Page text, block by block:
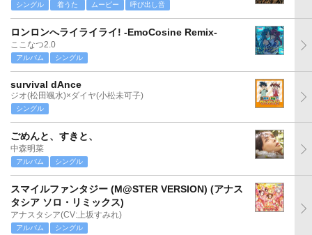
シングル 着うた ムービー 呼び出し音
ロンロンへライライライ! -EmoCosine Remix-
ここなつ2.0
アルバム シングル
survival dAnce
ジオ(松田颯水)×ダイヤ(小松未可子)
シングル
ごめんと、すきと、
中森明菜
アルバム シングル
スマイルファンタジー (M@STER VERSION) (アナス
タシア ソロ・リミックス)
アナスタシア(CV:上坂すみれ)
アルバム シングル